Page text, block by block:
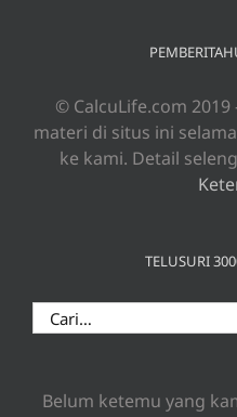
© CalcuLife.com 2019
materi di situs ini
ke kami. Detail
TELUSURI
Search
for:
Belum ketemu yang